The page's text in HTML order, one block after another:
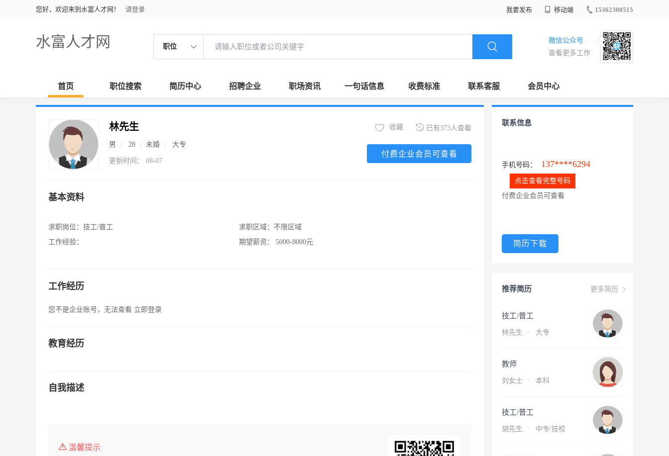
您好，欢迎来到水富人才网！ 请登录 我要发布 移动端 15362300515
水富人才网 职位
微信公众号
查看更多工作
首页 职位搜索 简历中心 招聘企业 职场资讯 一句话信息 收费标准 联系客服 会员中心
林先生
男 28 未婚 大专
更新时间： 08-07
已有373人查看
收藏
付费企业会员可查看
基本资料
求职岗位： 技工/普工
工作经验：
求职区域： 不限区域
期望薪资：
5000-8000元
工作经历
您不是企业账号，无法查看 立即登录
教育经历
自我描述
温馨提示
联系信息
手机号码： 137****6294
点击查看完整号码
付费企业会员可查看
简历下载
更多简历
推荐简历
技工/普工
林先生 · 大专
教师
刘女士 · 本科
技工/普工
胡先生 · 中专/技校